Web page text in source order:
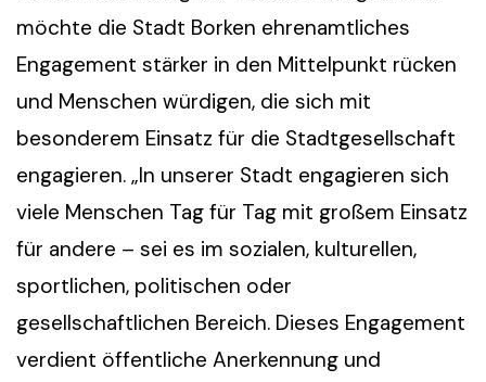
möchte die Stadt Borken ehrenamtliches
Engagement stärker in den Mittelpunkt rücken
und Menschen würdigen, die sich mit
besonderem Einsatz für die Stadtgesellschaft
engagieren. „In unserer Stadt engagieren sich
viele Menschen Tag für Tag mit großem Einsatz
für andere – sei es im sozialen, kulturellen,
sportlichen, politischen oder
gesellschaftlichen Bereich. Dieses Engagement
verdient öffentliche Anerkennung und